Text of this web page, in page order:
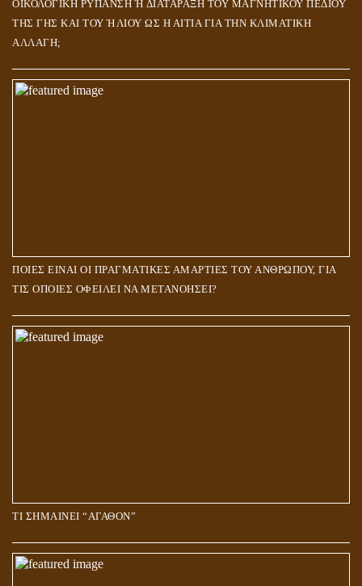
ΟΙΚΟΛΟΓΙΚΗ ΡΥΠΑΝΣΗ Ή ΔΙΑΤΑΡΑΞΗ ΤΟΥ ΜΑΓΝΗΤΙΚΟΥ ΠΕΔΙΟΥ
ΤΗΣ ΓΗΣ ΚΑΙ ΤΟΥ ΉΛΙΟΥ ΩΣ Η ΑΙΤΙΑ ΓΙΑ ΤΗΝ ΚΛΙΜΑΤΙΚΗ
ΑΛΛΑΓΗ;
ΠΟΙΕΣ ΕΙΝΑΙ ΟΙ ΠΡΑΓΜΑΤΙΚΕΣ ΑΜΑΡΤΙΕΣ ΤΟΥ ΑΝΘΡΩΠΟΥ, ΓΙΑ
ΤΙΣ ΟΠΟΙΕΣ ΟΦΕΙΛΕΙ ΝΑ ΜΕΤΑΝΟΗΣΕΙ?
ΤΙ ΣΗΜΑΙΝΕΙ “ΑΓΑΘΟΝ”